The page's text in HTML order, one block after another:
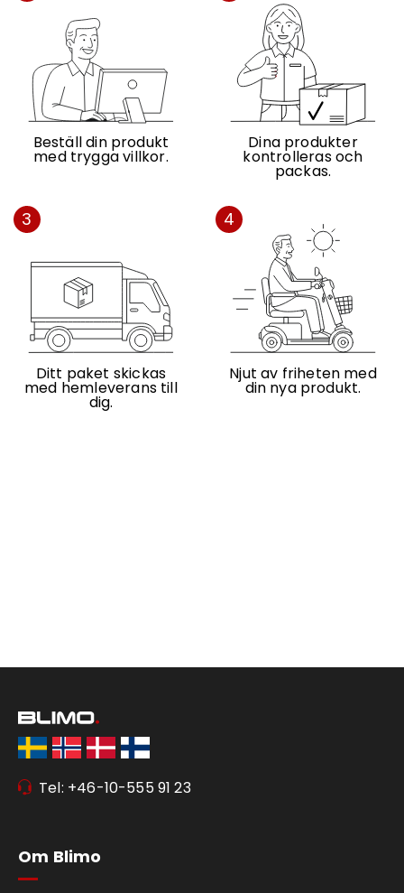
Beställ din produkt
med trygga villkor.
Dina produkter
kontrolleras och
packas.
3
Ditt paket skickas
med hemleverans till
dig.
4
Njut av friheten med
din nya produkt.
Tel: +46-10-555 91 23
Om Blimo